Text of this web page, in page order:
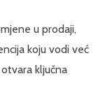
u prodaji,
koju vodi već
ključna